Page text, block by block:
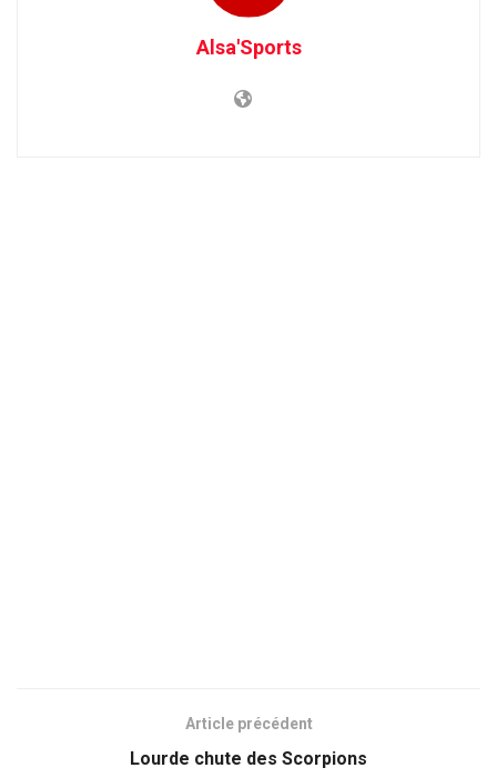
Alsa'Sports
Article précédent
Lourde chute des Scorpions